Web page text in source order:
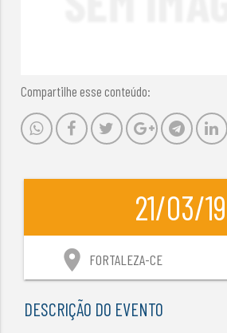
Compartilhe esse conteúdo:
21/03/19
location_on FORTALEZA-CE
DESCRIÇÃO DO EVENTO